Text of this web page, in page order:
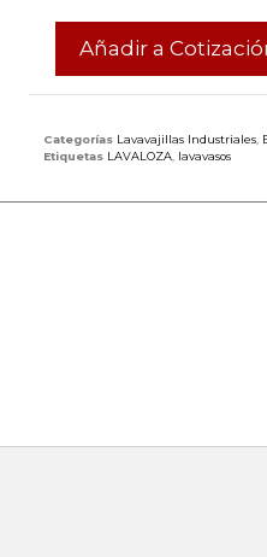
Añadir a
Categorías Lavavajillas Industriales
Etiquetas LAVALOZA lavavasos